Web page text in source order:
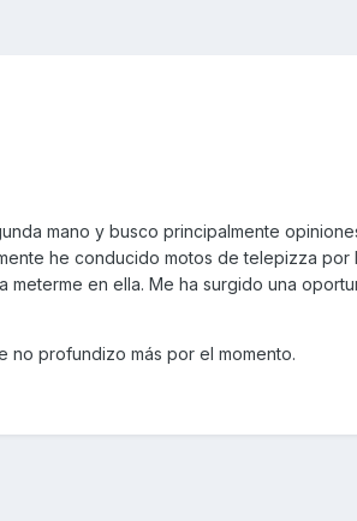
mano y busco principalmente
he conducido motos de telepizza por
meterme en ella. Me ha surgido una
no profundizo más por el momento.